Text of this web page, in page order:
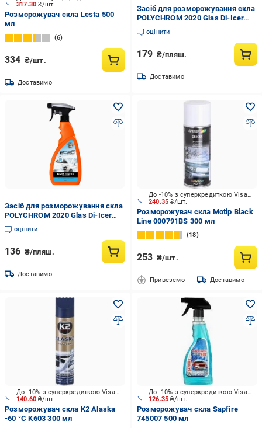
317.30₴/шт.
Розморожувач скла Lesta 500
мл
6
334 ₴/шт.
Доставимо
Засіб для розморожування скла
POLYCHROM 2020 Glas Di-Icer
Подвійна сила 500 мл
(POLYCH2020-Glas-Di-Icer-DP-
оцінити
179 ₴/пляш.
Доставимо
Засіб для розморожування скла
POLYCHROM 2020 Glas Di-Icer
500 мл (POLYCH2020-Glas-Di-
Icer-500ML)
оцінити
136 ₴/пляш.
Доставимо
240.35₴/шт.
До -10% з суперкредиткою Visa Вигода
Розморожувач скла Motip Black
Line 000791BS 300 мл
18
253 ₴/шт.
Привеземо Доставимо
140.60₴/шт.
До -10% з суперкредиткою Visa Вигода
Розморожувач скла K2 Alaska
-60 °C K603 300 мл
126.35₴/шт.
До -10% з суперкредиткою Visa Вигода
Розморожувач скла Sapfire
745007 500 мл